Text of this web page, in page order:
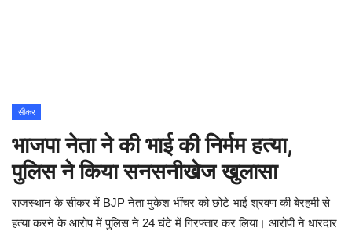
शिक्षा
Rajasthani Influencers
देश
दुनिया
सीकर
भाजपा नेता ने की भाई की निर्मम हत्या,
पुलिस ने किया सनसनीखेज खुलासा
राजस्थान के सीकर में BJP नेता मुकेश भींचर को छोटे भाई श्रवण की बेरहमी से
हत्या करने के आरोप में पुलिस ने 24 घंटे में गिरफ्तार कर लिया। आरोपी ने धारदार